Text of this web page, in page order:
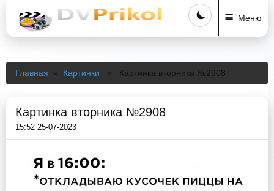
Меню
Главная » Картинки » Картинка вторника №2908
Картинка вторника №2908
15:52 25-07-2023